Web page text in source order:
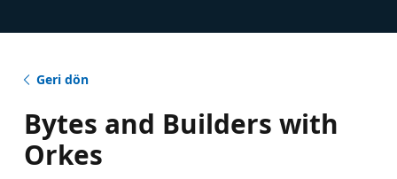
Geri dön
Bytes and Builders with
Orkes